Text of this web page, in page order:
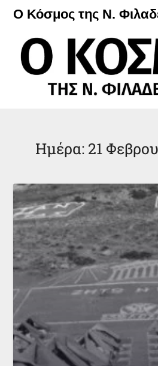
Μετάβαση
περιεχόμενο
Ο Κόσμος της Ν.
Ημέρα: 21